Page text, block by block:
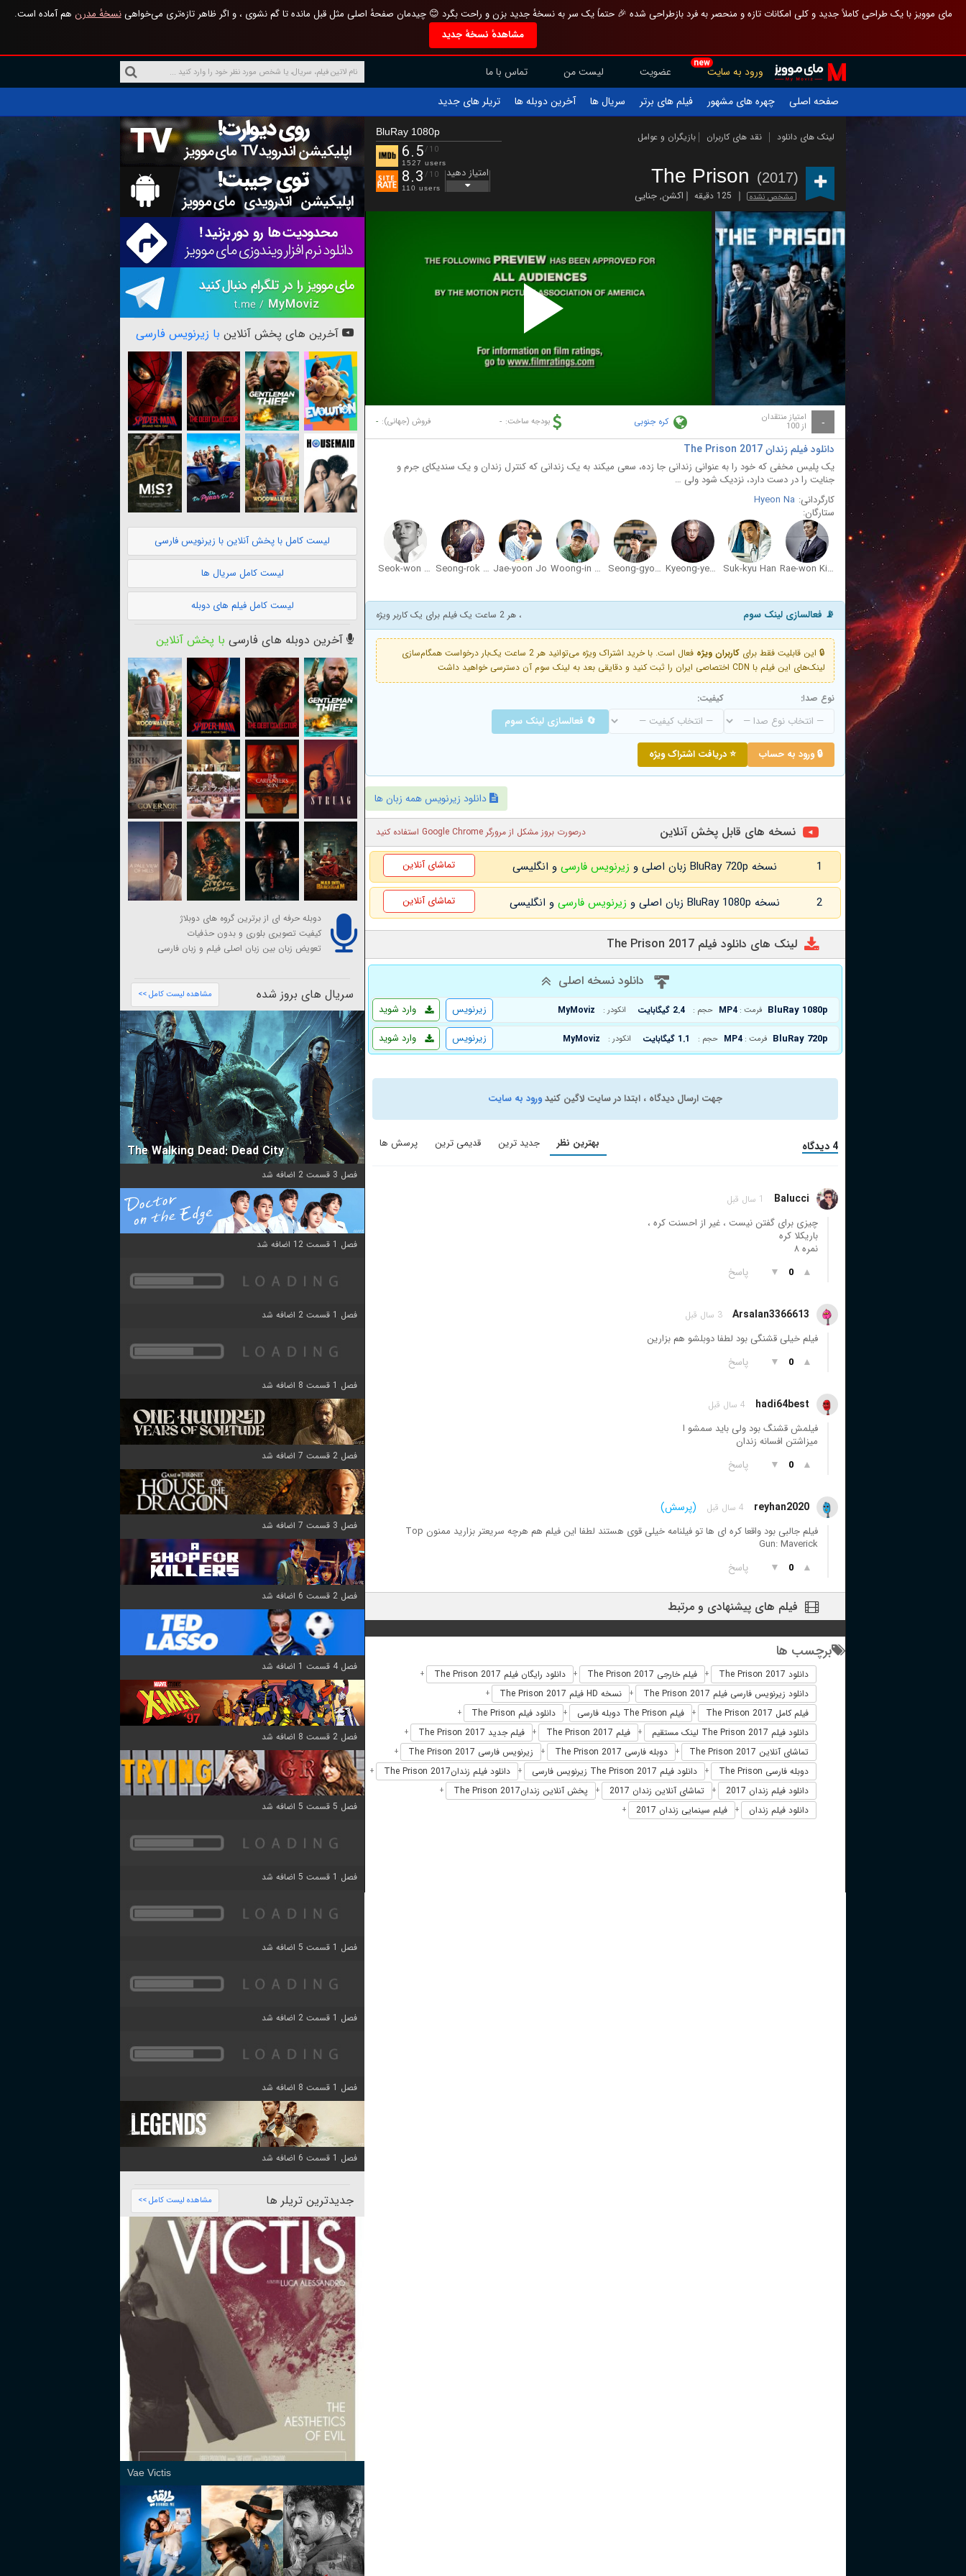
مای موویز با یک طراحی کاملاً جدید و کلی امکانات تازه و منحصر به فرد بازطراحی شده 🎉 حتماً یک سر به نسخهٔ جدید بزن و راحت بگرد 😊 چیدمان صفحهٔ اصلی مثل قبل مانده تا گم نشوی ، و اگر ظاهر تازه‌تری می‌خواهینسخهٔ مدرن هم آماده است.
مشاهدهٔ نسخهٔ جدید
new
ورود به سایت عضویت لیست من
تماس با ما
صفحه اصلی
چهره های مشهور فیلم های برتر سریال ها آخرین دوبله ها تریلر های جدید
لینک های دانلود نقد های کاربران بازیگران و عوامل
The Prison (2017)
مشخص نشده 125 دقیقه اکشن,جنایی
BluRay 1080p
6.5/10
1527 users
8.3 /10
110 users
امتیاز دهید
Play
Video
- امتیاز منتقدان
از 100 کره جنوبی بودجه ساخت: - فروش (جهانی): -
دانلود فیلم زندان The Prison 2017
یک پلیس مخفی که خود را به عنوانی زندانی جا زده، سعی میکند به یک زندانی که کنترل زندان و یک سندیکای جرم و
جنایت را در دست دارد، نزدیک شود ولی …
کارگردانی: Hyeon Na
ستارگان:
Rae-won Kim
Suk-kyu Han
Kyeong-yeong Lee
Seong-gyoon Kim
Woong-in Jeong
Jae-yoon Jo
Seong-rok Sin
Seok-won Jeong
📡 فعالسازی لینک سوم ، هر 2 ساعت یک فیلم برای یک کاربر ویژه
🔒 این قابلیت فقط برای کاربران ویژه
فعال است. با خرید اشتراک ویژه می‌توانید هر 2 ساعت یک‌بار درخواست همگام‌سازی
لینک‌های این فیلم با CDN اختصاصی ایران را ثبت کنید و دقایقی بعد به لینک سوم آن دسترسی خواهید داشت
نوع صدا: کیفیت:
🔄 فعالسازی لینک سوم
🔒 ورود به حساب ⭐ دریافت اشتراک ویژه
دانلود زیرنویس همه زبان ها
نسخه های قابل پخش آنلاین درصورت بروز مشکل از مرورگر Google Chrome استفاده کنید
1 نسخه BluRay 720p زبان اصلی و زیرنویس فارسی و انگلیسی تماشای آنلاین
2 نسخه BluRay 1080p زبان اصلی و زیرنویس فارسی و انگلیسی تماشای آنلاین
لینک های دانلود فیلم The Prison 2017
دانلود نسخه اصلی
BluRay 1080p فرمت : MP4 حجم : 2.4 گیگابایت انکودر : MyMoviz وارد شوید
زیرنویس
BluRay 720p فرمت : MP4 حجم : 1.1 گیگابایت انکودر : MyMoviz وارد شوید زیرنویس
جهت ارسال دیدگاه ، ابتدا در سایت لاگین کنیدورود به سایت
4 دیدگاه بهترین نظر جدید ترین قدیمی ترین پرسش ها
Balucci 1 سال قبل
چیزی برای گفتن نیست ، غیر از احسنت کره ،
باریکلا کره
نمره ۸
▲
0
▼ پاسخ
Arsalan3366613 3 سال قبل
فیلم خیلی قشنگی بود لطفا دوبلشو هم بزارین
▲
0
▼ پاسخ
hadi64best 4 سال قبل
فیلمش قشنگ بود ولی باید سمشو ا
میزاشتن افسانه زندان
▲
0
▼ پاسخ
reyhan2020 4 سال قبل (پرسش)
فیلم جالبی بود واقعا کره ای ها تو فیلنامه خیلی قوی هستند لطفا این فیلم هم هرچه سریعتر بزارید ممنون Top
Gun: Maverick
▲
0
▼ پاسخ
فیلم های پیشنهادی و مرتبط
برچسب ها
دانلود The Prison 2017 + فیلم خارجی The Prison 2017 + دانلود رایگان فیلم The Prison 2017 +
دانلود زیرنویس فارسی فیلم The Prison 2017 + نسخه HD فیلم The Prison 2017 +
فیلم کامل The Prison 2017 + فیلم The Prison دوبله فارسی + دانلود فیلم The Prison +
دانلود فیلم The Prison 2017 لینک مستقیم + فیلم The Prison 2017 + فیلم جدید The Prison 2017 +
تماشای آنلاین The Prison 2017 + دوبله فارسی The Prison 2017 + زیرنویس فارسی The Prison 2017 +
دوبله فارسی The Prison + دانلود فیلم The Prison 2017 زیرنویس فارسی + دانلود فیلم زندانThe Prison 2017 +
دانلود فیلم زندان 2017 + تماشای آنلاین زندان 2017 + پخش آنلاین زندانThe Prison 2017 +
دانلود فیلم زندان + فیلم سینمایی زندان 2017 +
آخرین های پخش آنلاین با زیرنویس فارسی
لیست کامل با پخش آنلاین با زیرنویس فارسی
لیست کامل سریال ها
لیست کامل فیلم های دوبله
آخرین دوبله های فارسی با پخش آنلاین
دوبله حرفه ای از برترین گروه های دوبلاژ
کیفیت تصویری بلوری و بدون حذفیات
تعویض زبان بین زبان اصلی فیلم و زبان فارسی
سریال های بروز شده مشاهده لیست کامل >>
The Walking Dead: Dead City
فصل 3 قسمت 2 اضافه شد
فصل 1 قسمت 12 اضافه شد
فصل 1 قسمت 2 اضافه شد
فصل 1 قسمت 8 اضافه شد
فصل 2 قسمت 7 اضافه شد
فصل 3 قسمت 7 اضافه شد
فصل 2 قسمت 6 اضافه شد
فصل 4 قسمت 1 اضافه شد
فصل 2 قسمت 8 اضافه شد
فصل 5 قسمت 5 اضافه شد
فصل 1 قسمت 5 اضافه شد
فصل 1 قسمت 5 اضافه شد
فصل 1 قسمت 2 اضافه شد
فصل 1 قسمت 8 اضافه شد
فصل 1 قسمت 6 اضافه شد
جدیدترین تریلر ها مشاهده لیست کامل >>
Vae Victis